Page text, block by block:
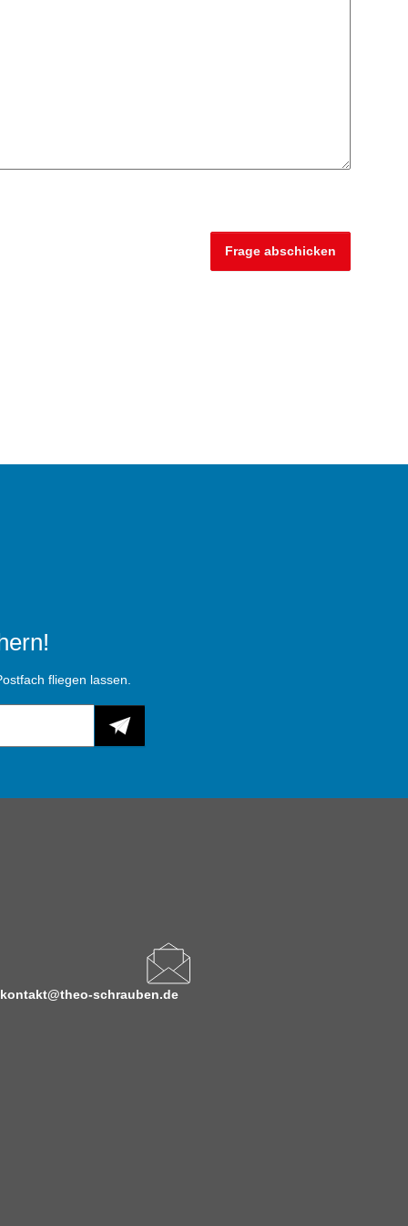
Frage abschicken
fliegen lassen.
kontakt@theo-schrauben.de